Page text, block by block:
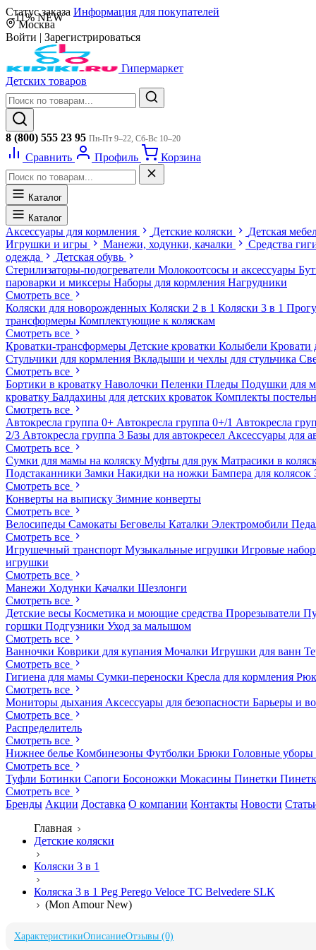
Статус заказа Информация для покупателей
Москва
Войти | Зарегистрироваться
Гипермаркет
Детских товаров
8 (800) 555 23 95 Пн-Пт 9–22, Сб-Вс 10–20
Сравнить Профиль Корзина
Каталог
Каталог
Аксессуары для кормления Детские коляски
Детская
Игрушки и игры
Манежи, ходунки, качалки
Средства
одежда
Детская обувь
Стерилизаторы-подогреватели Молокоотсосы и аксессуары
пароварки и миксеры Наборы для кормления Нагрудники
Смотреть все
Коляски для новорожденных Коляски 2 в 1 Коляски 3 в 1
трансформеры Комплектующие к коляскам
Смотреть все
Кроватки-трансформеры Детские кроватки Колыбели Кровати
Стульчики для кормления Вкладыши и чехлы для стульчика
Смотреть все
Бортики в кроватку Наволочки Пеленки Пледы Подушки для
кроватку Балдахины для детских кроваток Комплекты
Смотреть все
Автокресла группа 0+ Автокресла группа 0+/1 Автокресла
2/3 Автокресла группа 3 Базы для автокресел Аксессуары для
Смотреть все
Сумки для мамы на коляску Муфты для рук Матрасики в
Подстаканники Замки Накидки на ножки Бампера для колясок
Смотреть все
Конверты на выписку Зимние конверты
Смотреть все
Велосипеды Самокаты Беговелы Каталки Электромобили
Смотреть все
Игрушечный транспорт Музыкальные игрушки Игровые
игрушки
Смотреть все
Манежи Ходунки Качалки Шезлонги
Смотреть все
Детские весы Косметика и моющие средства Прорезыватели
горшки Подгузники Уход за малышом
Смотреть все
Ванночки Коврики для купания Мочалки Игрушки для ванн
Смотреть все
Гигиена для мамы Сумки-переноски Кресла для кормления
Смотреть все
Мониторы дыхания Аксессуары для безопасности Барьеры и
Смотреть все
Распределитель
Смотреть все
Нижнее белье Комбинезоны Футболки Брюки Головные уборы
Смотреть все
Туфли Ботинки Сапоги Босоножки Мокасины Пинетки
Смотреть все
Бренды Акции Доставка О компании Контакты Новости
Главная
Детские коляски
Коляски 3 в 1
Коляска 3 в 1 Peg Perego Veloce TC Belvedere SLK
(Mon Amour New)
ХарактеристикиОписаниеОтзывы (0)
-11% NEW